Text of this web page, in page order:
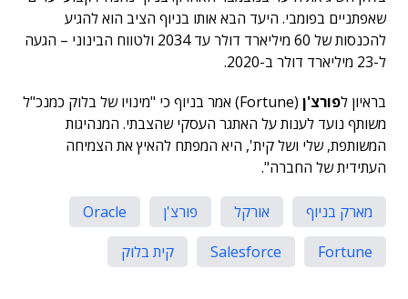
שאפתניים בפומבי. היעד הבא אותו בניוף הציב הוא להגיע
להכנסות של 60 מיליארד דולר עד 2034 ולטווח הבינוני – הגעה
ל-23 מיליארד דולר ב-2020.
בראיון לפורצ'ן
(Fortune) אמר בניוף כי "מינויו של בלוק כמנכ"ל
משותף נועד לענות על האתגר העסקי שהצבתי. המנהיגות
המשותפת, שלי ושל קית', היא המפתח להאיץ את הצמיחה
העתידית של החברה".
מארק בניוף אורקל פורצ'ן
Oracle
Fortune
Salesforce קית בלוק